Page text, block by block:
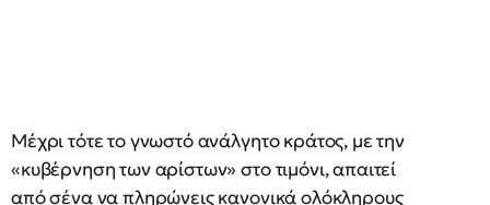
Μέχρι τότε το γνωστό ανάλγητο κράτος, με την
«κυβέρνηση των αρίστων» στο τιμόνι, απαιτεί
από σένα να πληρώνεις κανονικά ολόκληρους